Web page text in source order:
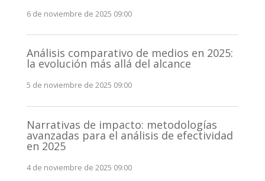
6 de noviembre de 2025 09:00
Análisis comparativo de medios en 2025:
la evolución más allá del alcance
5 de noviembre de 2025 09:00
Narrativas de impacto: metodologías
avanzadas para el análisis de efectividad
en 2025
4 de noviembre de 2025 09:00